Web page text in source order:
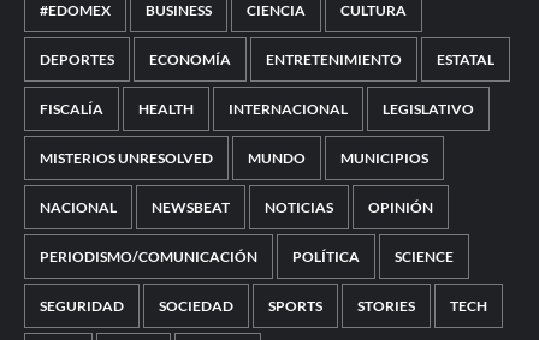
#EDOMEX BUSINESS CIENCIA CULTURA
DEPORTES ECONOMÍA ENTRETENIMIENTO ESTATAL
FISCALÍA HEALTH INTERNACIONAL LEGISLATIVO
MISTERIOS UNRESOLVED MUNDO MUNICIPIOS
NACIONAL NEWSBEAT NOTICIAS OPINIÓN
PERIODISMO/COMUNICACIÓN POLÍTICA SCIENCE
SEGURIDAD SOCIEDAD SPORTS STORIES TECH